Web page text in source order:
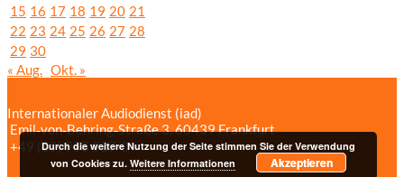
15 16 17 18 19 20 21
22 23 24 25 26 27 28
29 30
« Aug. Okt. »
Internationaler Audiodienst (iad)
Emil‑von‑Behring‑Straße 3, 60439 Frankfurt
+49 (69) 958 037‑0Bildnachweise
Impressum/Datenschutzerklärung
Durch die weitere Nutzung der Seite stimmen Sie der Verwendung
von Cookies zu.Weitere Informationen Akzeptieren